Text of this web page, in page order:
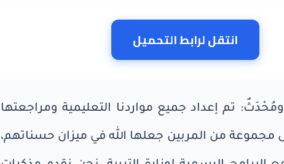
انتقل لرابط التحميل
تم إعداد جميع مواردنا التعليمية ومراجعتها
مجموعة من المربين جعلها الله في ميزان حسناتهم،